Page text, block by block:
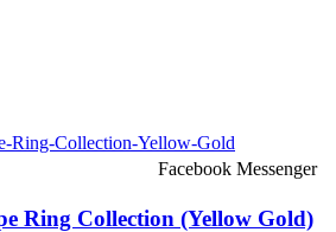
Ring Collection (Yellow Gold)
Facebook Messenger